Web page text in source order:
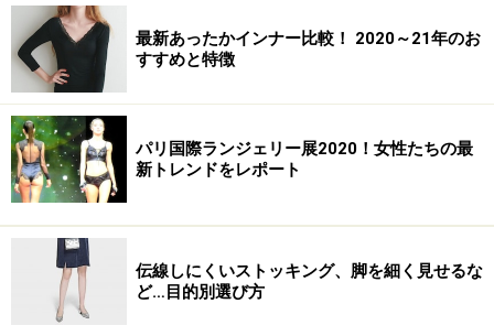
下着が若々しくセクシーな魅力を保つ秘訣
リズシャルメルは、フランスの百貨店やランジェリーシ
ョップでとても人気があり、フランスの女性達にとって
最新あったかインナー比較！ 2020～21年のお
すすめと特徴
パリ国際ランジェリー展2020！女性たちの最
新トレンドをレポート
伝線しにくいストッキング、脚を細く見せるな
ど…目的別選び方